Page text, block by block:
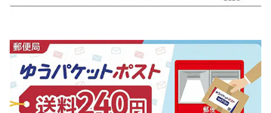
iKON
INI
JO1
ENHYPEN
EXO
Golden Child
Stray Kids
INI
JO1
NOA